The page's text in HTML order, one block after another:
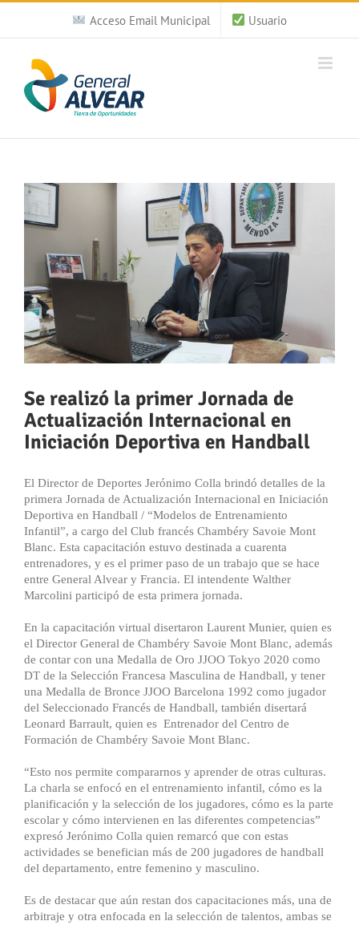
Saltar
contenido
Acceso Email Municipal Usuario
Ver
imagen
más
grande
Se realizó la primer Jornada de
Actualización Internacional en
Iniciación Deportiva en Handball
El Director de Deportes Jerónimo Colla brindó detalles de la
primera Jornada de Actualización Internacional en Iniciación
Deportiva en Handball / “Modelos de Entrenamiento
Infantil”, a cargo del Club francés Chambéry Savoie Mont
Blanc. Esta capacitación estuvo destinada a cuarenta
entrenadores, y es el primer paso de un trabajo que se hace
entre General Alvear y Francia. El intendente Walther
Marcolini participó de esta primera jornada.
En la capacitación virtual disertaron Laurent Munier, quien es
el Director General de Chambéry Savoie Mont Blanc, además
de contar con una Medalla de Oro JJOO Tokyo 2020 como
DT de la Selección Francesa Masculina de Handball, y tener
una Medalla de Bronce JJOO Barcelona 1992 como jugador
del Seleccionado Francés de Handball, también disertará
Leonard Barrault, quien es Entrenador del Centro de
Formación de Chambéry Savoie Mont Blanc.
“Esto nos permite compararnos y aprender de otras culturas.
La charla se enfocó en el entrenamiento infantil, cómo es la
planificación y la selección de los jugadores, cómo es la parte
escolar y cómo intervienen en las diferentes competencias”
expresó Jerónimo Colla quien remarcó que con estas
actividades se benefician más de 200 jugadores de handball
del departamento, entre femenino y masculino.
Es de destacar que aún restan dos capacitaciones más, una de
arbitraje y otra enfocada en la selección de talentos, ambas se